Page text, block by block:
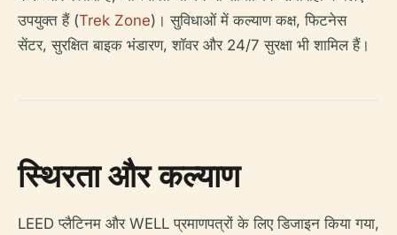
उपयुक्त हैं (Trek Zone)। सुविधाओं में कल्याण कक्ष, फिटनेस
सेंटर, सुरक्षित बाइक भंडारण, शॉवर और 24/7 सुरक्षा भी शामिल हैं।
स्थिरता और कल्याण
LEED प्लैटिनम और WELL प्रमाणपत्रों के लिए डिजाइन किया गया,